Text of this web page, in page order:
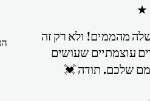
מהממים! ולא רק זה
עוצמתיים שעושים
שלכם. תודה 💓